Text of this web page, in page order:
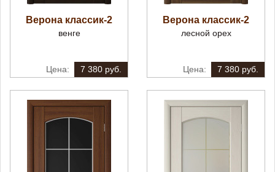
Верона классик-2
венге
7 380 руб.
Верона классик-2
лесной орех
7 380 руб.